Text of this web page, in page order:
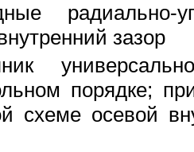
радиально-
зазор
порядке;
схеме осевой